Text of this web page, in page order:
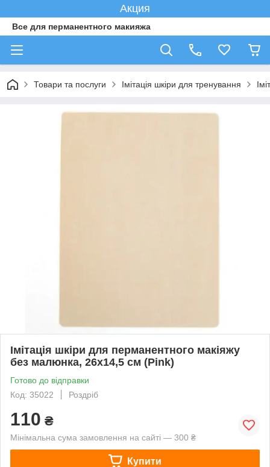
Акция
Все для перманентного макияжа
Товари та послуги Імітація шкіри для тренування
Імітація шкіри для перманентного макіяжу
без малюнка, 26х14,5 см (Pink)
Готово до відправки
Код: 35022
Роздріб
110 ₴
Мінімальна сума замовлення на сайті — 300 ₴
Купити